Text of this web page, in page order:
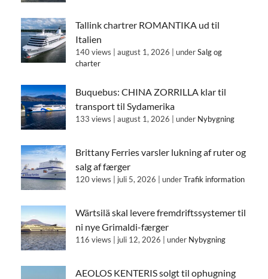
Tallink chartrer ROMANTIKA ud til
Italien
140 views | august 1, 2026 | underSalg og
charter
Buquebus: CHINA ZORRILLA klar til
transport til Sydamerika
133 views | august 1, 2026 | under Nybygning
Brittany Ferries varsler lukning af ruter og
salg af færger
120 views | juli 5, 2026 | underTrafik information
Wärtsilä skal levere fremdriftssystemer til
ni nye Grimaldi-færger
116 views | juli 12, 2026 | under Nybygning
AEOLOS KENTERIS solgt til ophugning